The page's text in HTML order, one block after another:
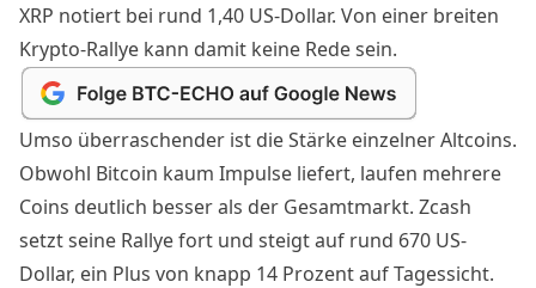
XRP notiert bei rund 1,40 US-Dollar. Von einer breiten
Krypto-Rallye kann damit keine Rede sein.
Umso überraschender ist die Stärke einzelner Altcoins.
Obwohl Bitcoin kaum Impulse liefert, laufen mehrere
Coins deutlich besser als der Gesamtmarkt. Zcash
setzt seine Rallye fort und steigt auf rund 670 US-
Dollar, ein Plus von knapp 14 Prozent auf Tagessicht.